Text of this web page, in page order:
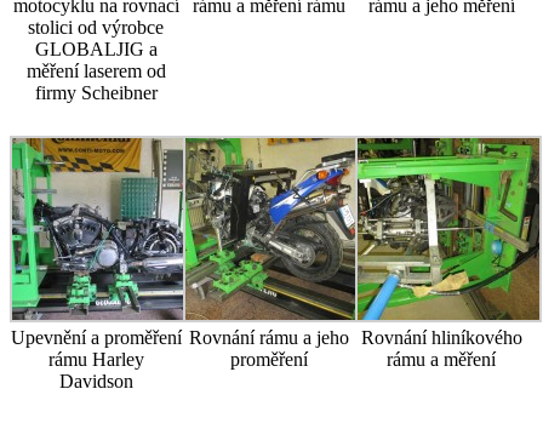
motocyklu na rovnací
stolici od výrobce
GLOBALJIG a
měření laserem od
firmy Scheibner
rámu a měření rámu
rámu a jeho měření
Upevnění a proměření
rámu Harley
Davidson
Rovnání rámu a jeho
proměření
Rovnání hliníkového
rámu a měření